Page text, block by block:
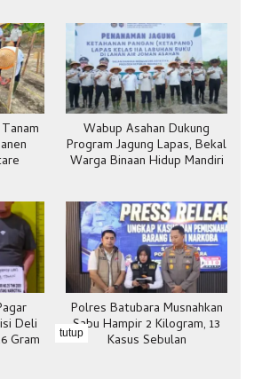
Wabup Asahan Dukung
Program Jagung Lapas, Bekal
Warga Binaan Hidup Mandiri
Deli
Gram
Polres Batubara Musnahkan
Sabu Hampir 2 Kilogram, 13
Kasus Sebulan
tutup